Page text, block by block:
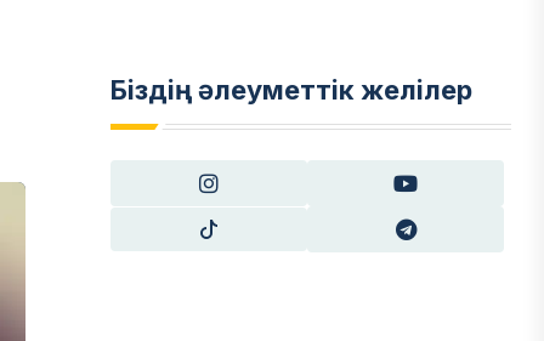
Біздің әлеуметтік желілер